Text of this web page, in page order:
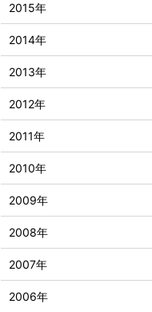
2015年
2014年
2013年
2012年
2011年
2010年
2009年
2008年
2007年
2006年